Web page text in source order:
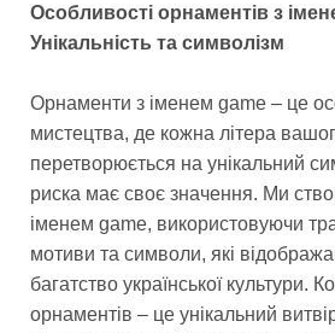
Особливості орнаментів з
Унікальність та символізм
Орнаменти з іменем game – це
мистецтва, де кожна літера
перетворюється на унікальний
риска має своє значення. Ми
іменем game, використовуючи
мотиви та символи, які
багатство української культури.
орнаментів – це унікальний